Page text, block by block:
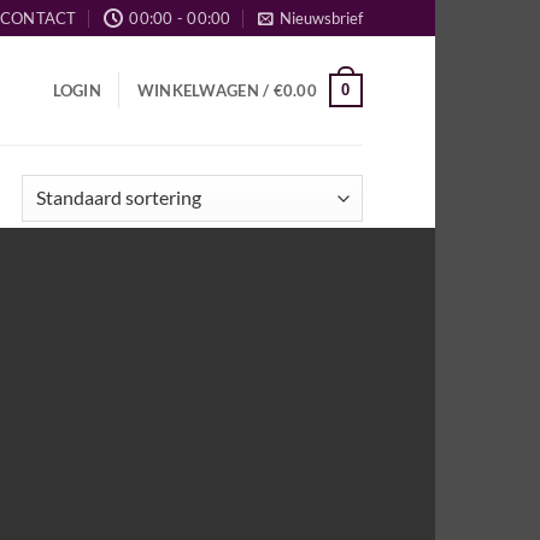
CONTACT 00:00 - 00:00 Nieuwsbrief
LOGIN WINKELWAGEN / €0.00 0